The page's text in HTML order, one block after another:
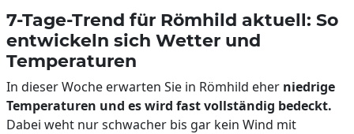
7-Tage-Trend für Römhild aktuell: So
entwickeln sich Wetter und
Temperaturen
In dieser Woche erwarten Sie in Römhild eher niedrige
Temperaturen und es wird fast vollständig bedeckt.
Dabei weht nur schwacher bis gar kein Wind mit